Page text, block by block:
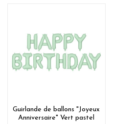
Guirlande de ballons "Joyeux
Anniversaire" Vert pastel